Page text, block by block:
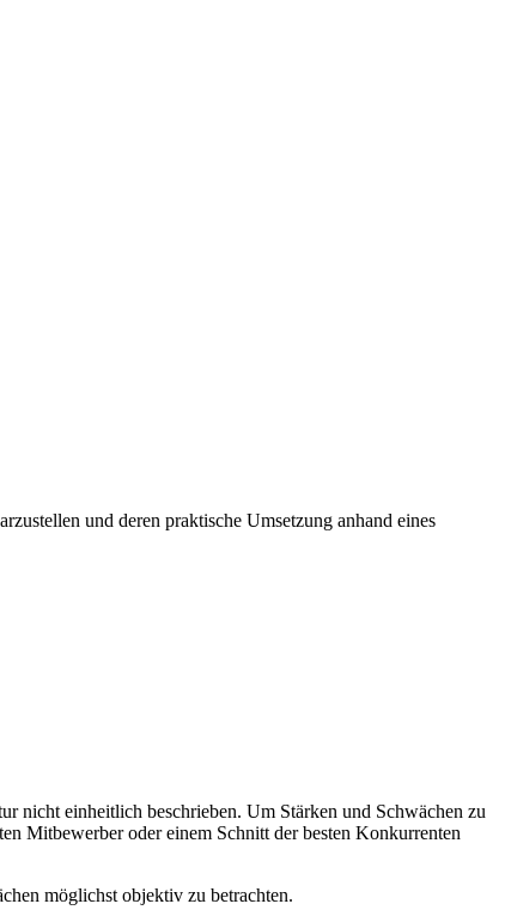
und deren praktische Umsetzung anhand eines
nicht einheitlich beschrieben. Um Stärken und Schwächen zu
Mitbewerber oder einem Schnitt der besten Konkurrenten
möglichst objektiv zu betrachten.